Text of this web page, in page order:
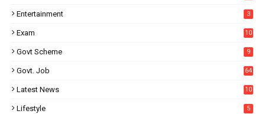
Entertainment 3
Exam 10
Govt Scheme 9
Govt. Job 64
Latest News 10
Lifestyle 5